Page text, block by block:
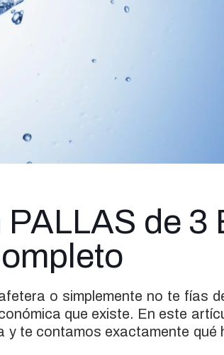
de 3
o simplemente no te fías
que existe. En este
y te contamos exactamente qué